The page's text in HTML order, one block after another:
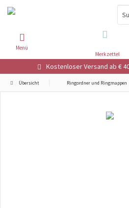
Kostenloser Versand ab €
Merkzettel
Menü
Übersicht Ringordner und Ringmappen